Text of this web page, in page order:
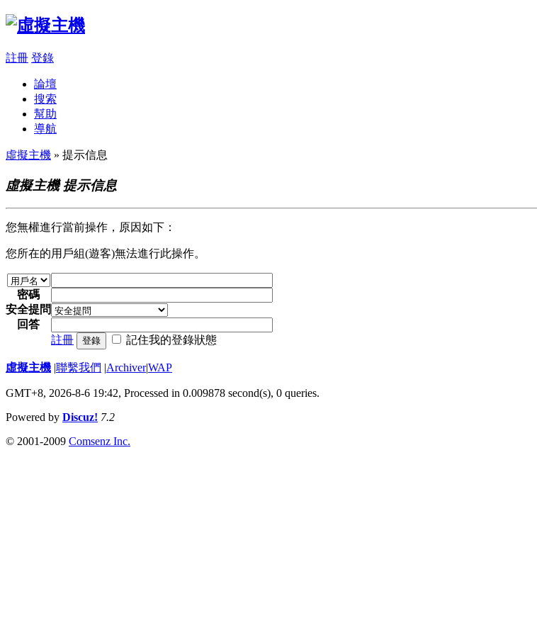
註冊 登錄
論壇
搜索
幫助
導航
虛擬主機 » 提示信息
虛擬主機 提示信息
您無權進行當前操作，原因如下：
您所在的用戶組(遊客)無法進行此操作。
密碼
安全提問
回答
註冊
登錄 記住我的登錄狀態
虛擬主機 |聯繫我們 |Archiver|WAP
GMT+8, 2026-8-6 19:42, Processed in 0.009878 second(s), 0 queries.
Powered by Discuz! 7.2
© 2001-2009 Comsenz Inc.